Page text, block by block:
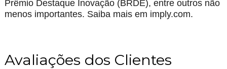
Prêmio Destaque Inovação (BRDE), entre outros não
menos importantes. Saiba mais em imply.com.
Avaliações dos Clientes